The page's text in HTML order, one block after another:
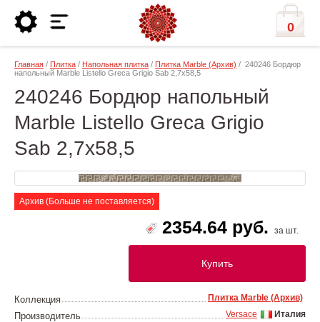
0
Главная / Плитка / Напольная плитка / Плитка Marble (Архив) / 240246 Бордюр
напольный Marble Listello Greca Grigio Sab 2,7x58,5
240246 Бордюр напольный
Marble Listello Greca Grigio
Sab 2,7x58,5
Архив (Больше не поставляется)
2354.64 руб. за шт.
Купить
Коллекция Плитка Marble (Архив)
Производитель Италия
Versace